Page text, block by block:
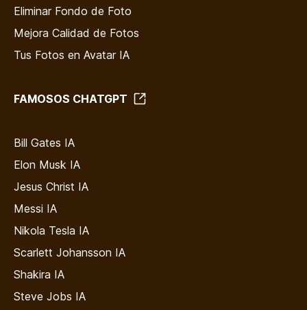
Eliminar Fondo de Foto
Mejora Calidad de Fotos
Tus Fotos en Avatar IA
FAMOSOS CHATGPT
Bill Gates IA
Elon Musk IA
Jesus Christ IA
Messi IA
Nikola Tesla IA
Scarlett Johansson IA
Shakira IA
Steve Jobs IA